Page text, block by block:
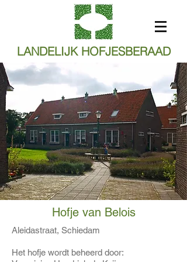
LANDELIJK HOFJESBERAAD
Hofje van Belois
Aleidastraat, Schiedam
Het hofje wordt beheerd door: